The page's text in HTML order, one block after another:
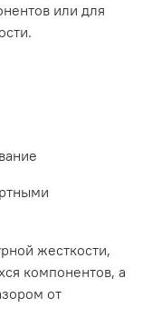
или для
жесткости,
компонентов, а
от